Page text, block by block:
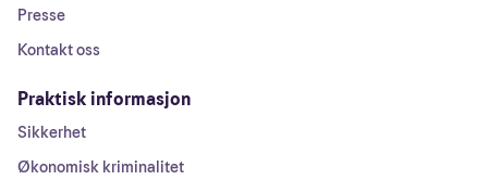
Presse
Kontakt oss
Praktisk informasjon
Sikkerhet
Økonomisk kriminalitet